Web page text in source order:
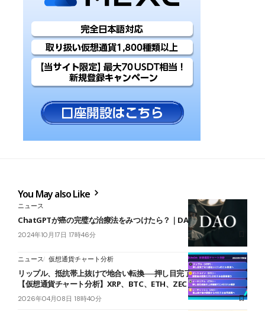
You May also Like
ニュース
ChatGPTが癌の完璧な治療法をみつけたら？｜DAOと医療倫理
2024年10月17日 17時46分
ニュース 仮想通貨チャート分析
リップル、抵抗帯上抜けで地合い転換──押し目完了で1.45ドル視野
【仮想通貨チャート分析】XRP、BTC、ETH、ZEC
2026年04月08日 18時40分